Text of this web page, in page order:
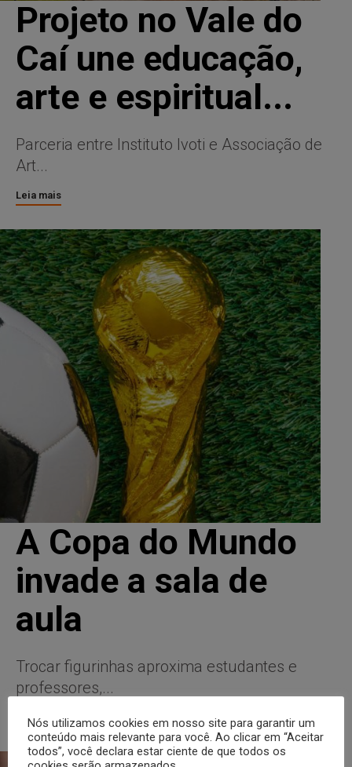
Projeto no Vale do
Caí une educação,
arte e espiritual...
Parceria entre Instituto Ivoti e Associação de
Art...
Leia mais
A Copa do Mundo
invade a sala de
aula
Trocar figurinhas aproxima estudantes e
professores,...
Leia mais
Nós utilizamos cookies em nosso site para garantir um
conteúdo mais relevante para você. Ao clicar em “Aceitar
todos”, você declara estar ciente de que todos os